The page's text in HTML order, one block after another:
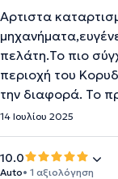
Αρτιστα
πελάτη.Το πιο
περιοχή του
την διαφορά. Το
14 Ιουλίου 2025
10.0
Auto• 1 αξιολόγηση